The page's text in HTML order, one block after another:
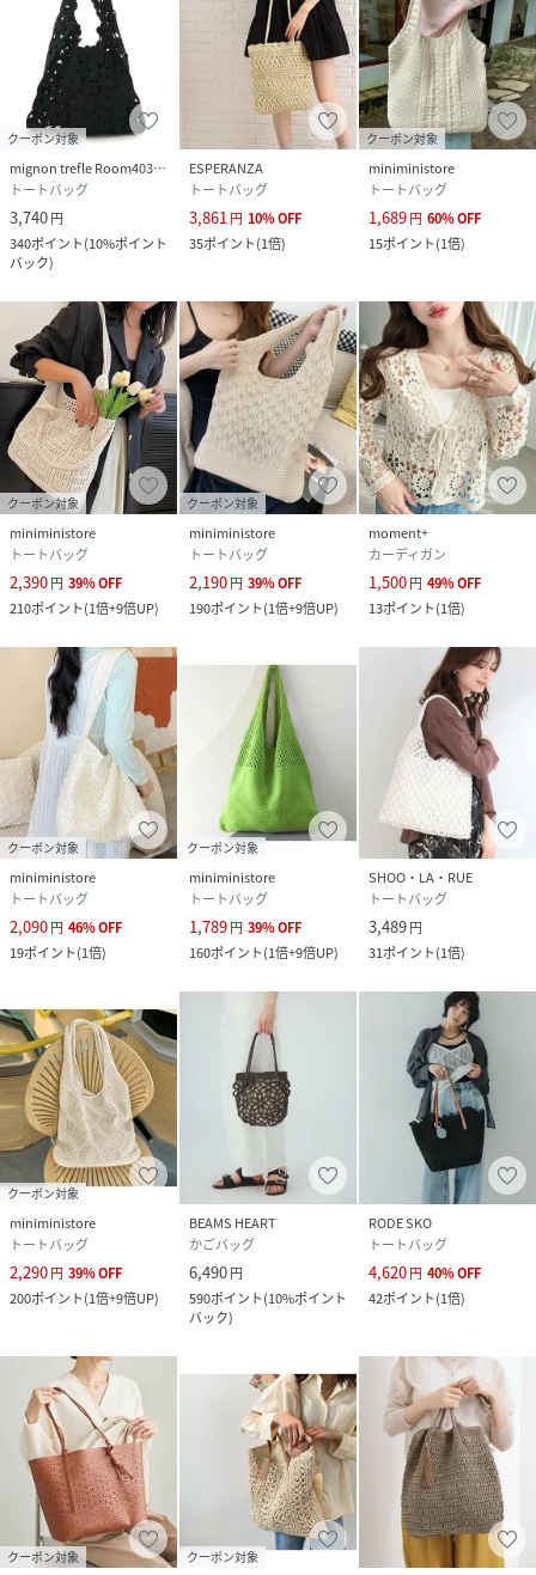
新商品や再入荷など、いち早くブランドのお得な情報を受け
取ることができます。
性別タイプ
原産国 中国
素材 本体; 綿100%, 巾着; 綿100%
サイズ
品番
PG3136_MB114
(MB114-1-1 PG3136)
クーポン対象
mignon trefle Room403 selected
トートバッグ
3,740円
340ポイント(10%ポイント
バック)
ESPERANZA
トートバッグ
3,861円 10%OFF
35ポイント(1倍)
クーポン対象
miniministore
トートバッグ
1,689円 60%OFF
15ポイント(1倍)
クーポン対象
miniministore
トートバッグ
2,390円 39%OFF
210ポイント(1倍+9倍UP)
クーポン対象
miniministore
トートバッグ
2,190円 39%OFF
190ポイント(1倍+9倍UP)
moment+
カーディガン
1,500円 49%OFF
13ポイント(1倍)
クーポン対象
miniministore
トートバッグ
2,090円 46%OFF
19ポイント(1倍)
クーポン対象
miniministore
トートバッグ
1,789円 39%OFF
160ポイント(1倍+9倍UP)
SHOO・LA・RUE
トートバッグ
3,489円
31ポイント(1倍)
クーポン対象
miniministore
トートバッグ
2,290円 39%OFF
200ポイント(1倍+9倍UP)
BEAMS HEART
かごバッグ
6,490円
590ポイント(10%ポイント
バック)
RODE SKO
トートバッグ
4,620円 40%OFF
42ポイント(1倍)
クーポン対象 クーポン対象